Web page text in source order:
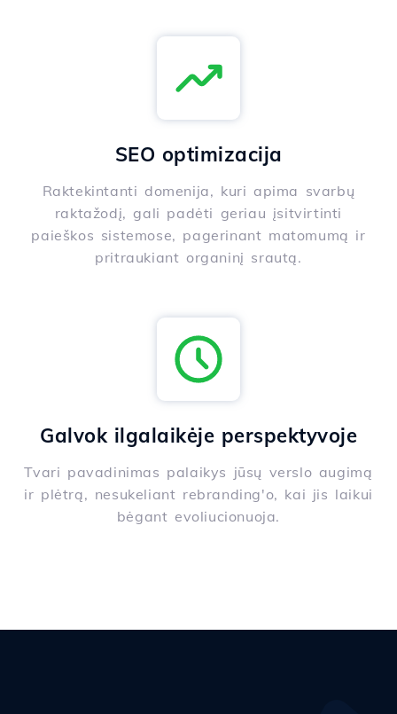
SEO optimizacija
Raktekintanti domenija, kuri apima svarbų
raktažodį, gali padėti geriau įsitvirtinti
paieškos sistemose, pagerinant matomumą ir
pritraukiant organinį srautą.
Galvok ilgalaikėje perspektyvoje
Tvari pavadinimas palaikys jūsų verslo augimą
ir plėtrą, nesukeliant rebranding'o, kai jis laikui
bėgant evoliucionuoja.